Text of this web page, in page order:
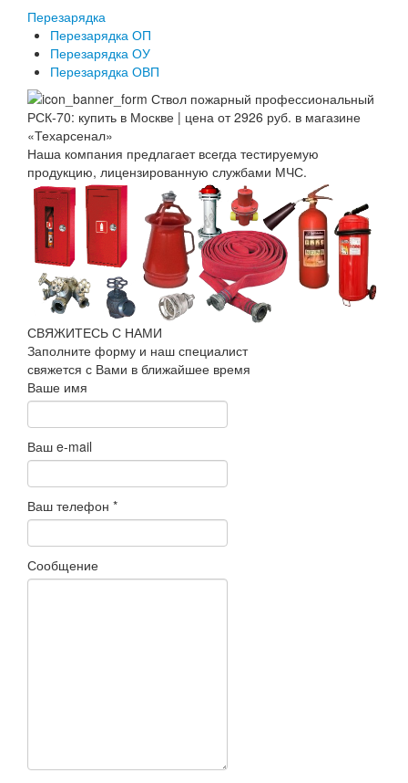
Перезарядка
Перезарядка ОП
Перезарядка ОУ
Перезарядка ОВП
Наша компания предлагает всегда тестируемую
продукцию, лицензированную службами МЧС.
СВЯЖИТЕСЬ С НАМИ
Заполните форму и наш специалист
свяжется с Вами в ближайшее время
Ваше имя
Ваш e-mail
Ваш телефон *
Сообщение